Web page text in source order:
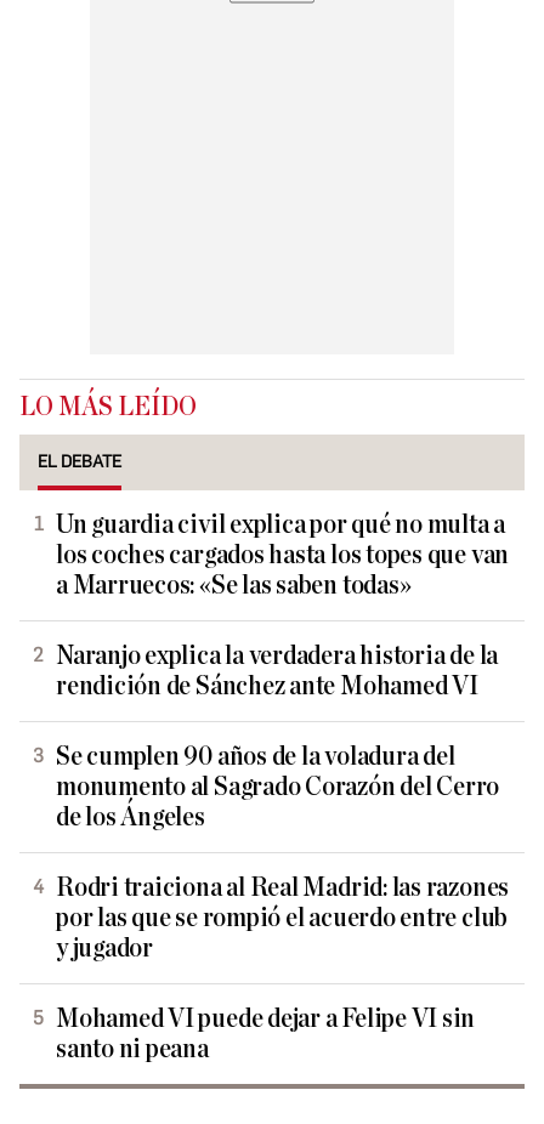
LO MÁS LEÍDO
EL DEBATE
Un guardia civil explica por qué no multa a
los coches cargados hasta los topes que van
a Marruecos: «Se las saben todas»
Naranjo explica la verdadera historia de la
rendición de Sánchez ante Mohamed VI
Se cumplen 90 años de la voladura del
monumento al Sagrado Corazón del Cerro
de los Ángeles
Rodri traiciona al Real Madrid: las razones
por las que se rompió el acuerdo entre club
y jugador
Mohamed VI puede dejar a Felipe VI sin
santo ni peana